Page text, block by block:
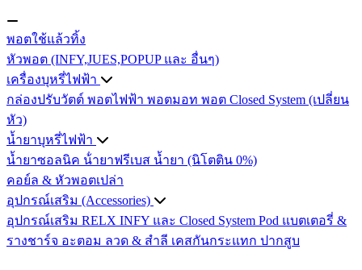
พอตใช้แล้วทิ้ง
หัวพอต (INFY,JUES,POPUP และ อื่นๆ)
เครื่องบุหรี่ไฟฟ้า
กล่องปรับวัตต์ พอตไฟฟ้า พอตมอท พอต Closed System (เปลี่ยน
หัว)
น้ำยาบุหรี่ไฟฟ้า
น้ำยาซอลนิค น้ํายาฟรีเบส น้ำยา (นิโตติน 0%)
คอย์ล & หัวพอตเปล่า
อุปกรณ์เสริม (Accessories)
อุปกรณ์เสริม RELX INFY และ Closed System Pod แบตเตอรี่ &
รางชาร์จ อะตอม ลวด ​& สำลี เคสกันกระแทก ปากสูบ